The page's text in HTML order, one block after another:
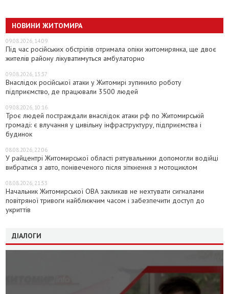
НОВИНИ ЖИТОМИРА
09.08.2026, 14:09
Під час російських обстрілів отримала опіки житомирянка, ще двоє
жителів району лікуватимуться амбулаторно
09.08.2026, 13:37
Внаслідок російської атаки у Житомирі зупинило роботу
підприємство, де працювали 3500 людей
09.08.2026, 10:16
Троє людей постраждали внаслідок атаки рф по Житомирській
громаді: є влучання у цивільну інфраструктуру, підприємства і
будинок
08.08.2026, 22:06
У райцентрі Житомирської області рятувальники допомогли водійці
вибратися з авто, понівеченого після зіткнення з мотоциклом
08.08.2026, 21:53
Начальник Житомирської ОВА закликав не нехтувати сигналами
повітряної тривоги найближчим часом і забезпечити доступ до
укриттів
ДІАЛОГИ